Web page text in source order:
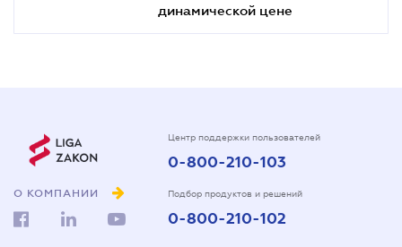
динамической цене
О КОМПАНИИ
Центр поддержки пользователей
0-800-210-103
Подбор продуктов и решений
0-800-210-102